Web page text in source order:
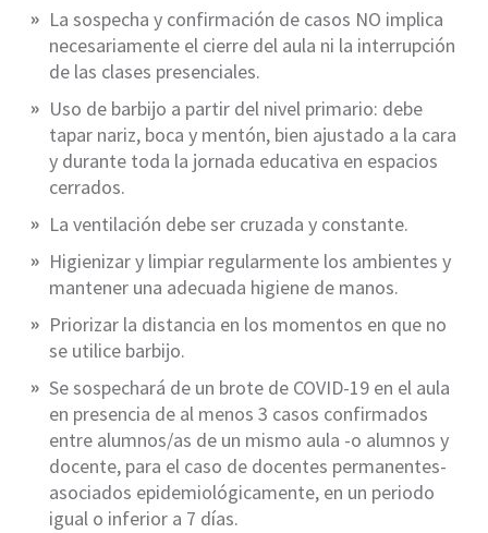
La sospecha y confirmación de casos NO implica
necesariamente el cierre del aula ni la interrupción
de las clases presenciales.
Uso de barbijo a partir del nivel primario: debe
tapar nariz, boca y mentón, bien ajustado a la cara
y durante toda la jornada educativa en espacios
cerrados.
La ventilación debe ser cruzada y constante.
Higienizar y limpiar regularmente los ambientes y
mantener una adecuada higiene de manos.
Priorizar la distancia en los momentos en que no
se utilice barbijo.
Se sospechará de un brote de COVID-19 en el aula
en presencia de al menos 3 casos confirmados
entre alumnos/as de un mismo aula -o alumnos y
docente, para el caso de docentes permanentes-
asociados epidemiológicamente, en un periodo
igual o inferior a 7 días.